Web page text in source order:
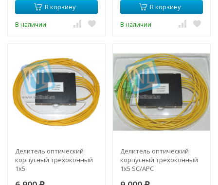
В корзину
В наличии
В корзину
В наличии
Делитель оптический
корпусный трехоконный
1х5
Делитель оптический
корпусный трехоконный
1х5 SC/APC